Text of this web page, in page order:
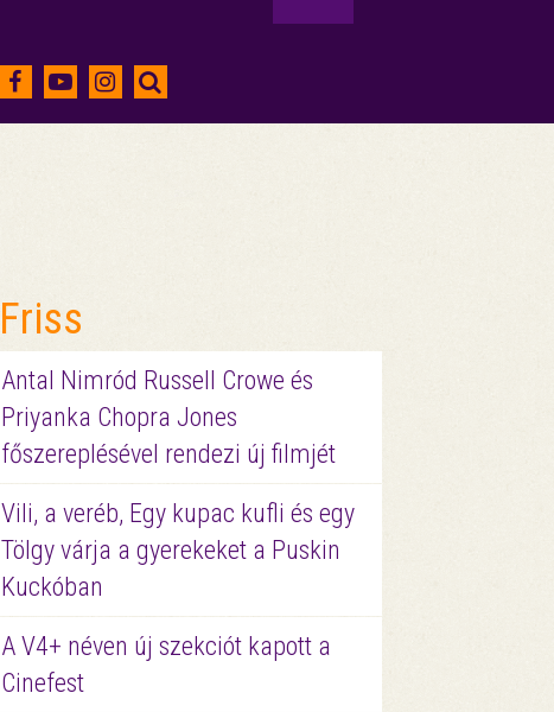
Friss
Antal Nimród Russell Crowe és
Priyanka Chopra Jones
főszereplésével rendezi új filmjét
Vili, a veréb, Egy kupac kufli és egy
Tölgy várja a gyerekeket a Puskin
Kuckóban
A V4+ néven új szekciót kapott a
Cinefest